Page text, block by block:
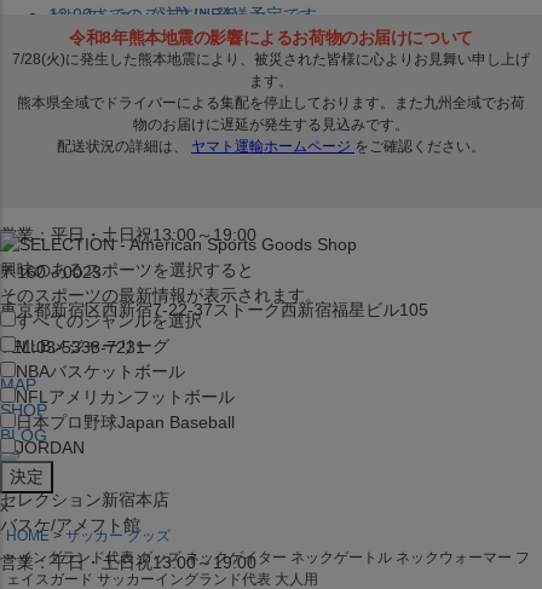
セレクション公式LINE@
営業：平日・土日祝13:00～19:00
〒160－0023
東京都新宿区西新宿7-22-37ストーク西新宿福星ビル105
TEL:03-5338-7231
MAP
SHOP
BLOG
セレクション新宿本店
バスケ/アメフト館
営業：平日・土日祝13:00～19:00
12:00までのご注文は発送予定です。
在庫品は 1-3営業日内で発送!! ※お取寄せ商品は対象外
興味のあるスポーツを選択すると
そのスポーツの最新情報が表示されます。
すべてのジャンルを選択
MLBメジャーリーグ
NBAバスケットボール
NFL アメリカンフットボール
日本プロ野球Japan Baseball
JORDAN
x
HOME
サッカー グッズ
イングランド代表 グッズ ネックゲイター ネックゲートル ネックウォーマー フ
ェイスガード サッカーイングランド代表 大人用